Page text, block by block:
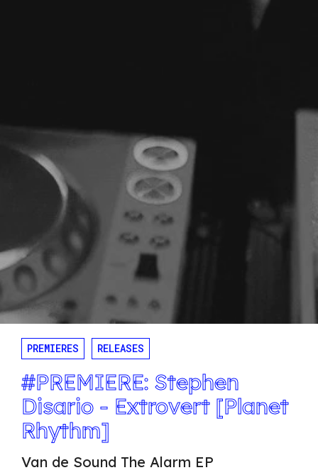
PREMIERES RELEASES
#PREMIERE: Stephen
Disario - Extrovert [Planet
Rhythm]
Van de Sound The Alarm EP